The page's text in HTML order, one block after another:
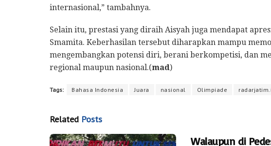
internasional,” tambahnya.
Selain itu, prestasi yang diraih Aisyah juga mendapat
Smamita. Keberhasilan tersebut diharapkan mampu
mengembangkan potensi diri, berani berkompetisi, dan
regional maupun nasional.(mad)
Tags: Bahasa Indonesia Juara nasional Olimpiade
Related Posts
Walaupun di